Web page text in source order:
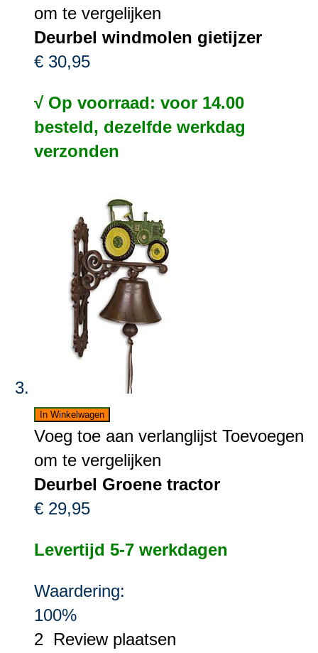
om te vergelijken
Deurbel windmolen gietijzer
€ 30,95
√ Op voorraad: voor 14.00
besteld, dezelfde werkdag
verzonden
In Winkelwagen
Voeg toe aan verlanglijst Toevoegen
om te vergelijken
Deurbel Groene tractor
€ 29,95
Levertijd 5-7 werkdagen
Waardering:
100%
2 Review plaatsen